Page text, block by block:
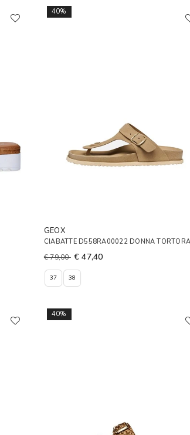
40%
GEOX
CIABATTE D558RA00022 DONNA TORTORA
€ 79,00 € 47,40
37 38
40%